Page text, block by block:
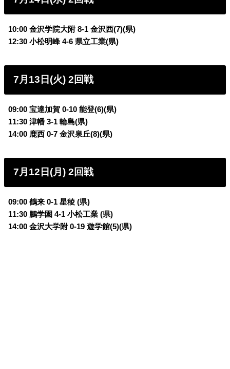
10:00 金沢学院大附 8-1 金沢西(7)(県)
12:30 小松明峰 4-6 県立工業(県)
7月13日(火) 2回戦
09:00 宝達加賀 0-10 能登(6)(県)
11:30 津幡 3-1 輪島(県)
14:00 鹿西 0-7 金沢泉丘(8)(県)
7月12日(月) 2回戦
09:00 鶴来 0-1 星稜 (県)
11:30 鵬学園 4-1 小松工業 (県)
14:00 金沢大学附 0-19 遊学館(5)(県)